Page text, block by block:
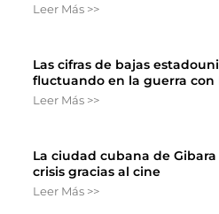
Leer Más >>
Las cifras de bajas
fluctuando en la guerra con
Leer Más >>
La ciudad cubana de
crisis gracias al cine
Leer Más >>